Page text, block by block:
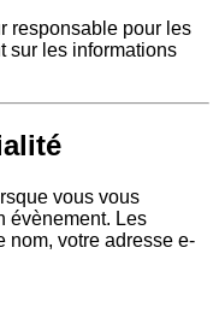
responsable pour les
sur les informations
vous vous
évènement. Les
nom, votre adresse e-